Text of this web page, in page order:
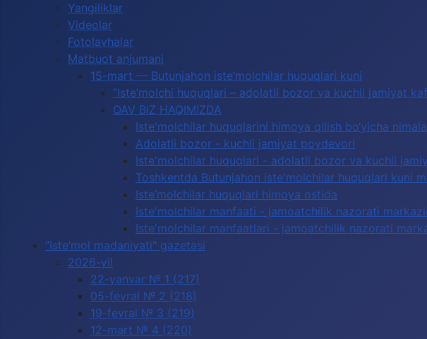
Yangiliklar
Videolar
Fotolavhalar
Matbuot anjumani
15-mart — Butunjahon iste’molchilar huquqlari kuni
“Iste’molchi huquqlari – adolatli bozor va kuchli jamiyat
OAV BIZ HAQIMIZDA
Iste'molchilar huquqlarini himoya qilish bo‘yicha
Adolatli bozor - kuchli jamiyat poydevori
Iste'molchilar huquqlari - adolatli bozor va kuchli
Toshkentda Butunjahon iste'molchilar huquqlari kuni
Iste’molchilar huquqlari himoya ostida
Iste'molchilar manfaati - jamoatchilik nazorati
Iste'molchilar manfaatlari - jamoatchilik nazorati
"Iste’mol madaniyati" gazetasi
2026-yil
22-yanvar № 1 (217)
05-fevral № 2 (218)
19-fevral № 3 (219)
12-mart № 4 (220)